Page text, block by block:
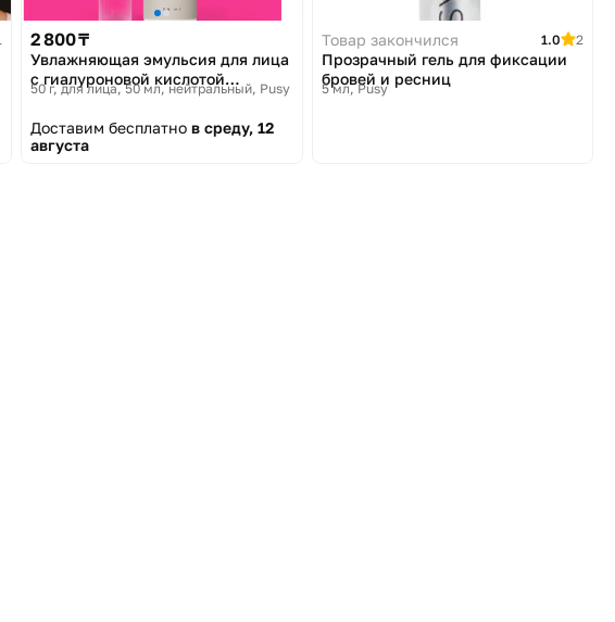
2 800 ₸
Увлажняющая эмульсия для лица
с гиалуроновой кислотой
«Hyaluronic Emulsion»
50 г, для лица, 50 мл, нейтральный Pusy
Доставим бесплатно в среду, 12
августа
Товар закончился 1.0 2
Прозрачный гель для фиксации
бровей и ресниц
5 мл Pusy